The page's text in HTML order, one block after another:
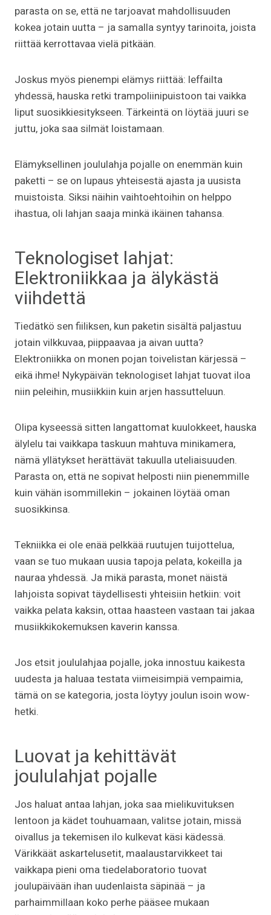
parasta on se, että ne tarjoavat mahdollisuuden
kokea jotain uutta – ja samalla syntyy tarinoita, joista
riittää kerrottavaa vielä pitkään.
Joskus myös pienempi elämys riittää: leffailta
yhdessä, hauska retki trampoliinipuistoon tai vaikka
liput suosikkiesitykseen. Tärkeintä on löytää juuri se
juttu, joka saa silmät loistamaan.
Elämyksellinen joululahja pojalle on enemmän kuin
paketti – se on lupaus yhteisestä ajasta ja uusista
muistoista. Siksi näihin vaihtoehtoihin on helppo
ihastua, oli lahjan saaja minkä ikäinen tahansa.
Teknologiset lahjat:
Elektroniikkaa ja älykästä
viihdettä
Tiedätkö sen fiiliksen, kun paketin sisältä paljastuu
jotain vilkkuvaa, piippaavaa ja aivan uutta?
Elektroniikka on monen pojan toivelistan kärjessä –
eikä ihme! Nykypäivän teknologiset lahjat tuovat iloa
niin peleihin, musiikkiin kuin arjen hassutteluun.
Olipa kyseessä sitten langattomat kuulokkeet, hauska
älylelu tai vaikkapa taskuun mahtuva minikamera,
nämä yllätykset herättävät takuulla uteliaisuuden.
Parasta on, että ne sopivat helposti niin pienemmille
kuin vähän isommillekin – jokainen löytää oman
suosikkinsa.
Tekniikka ei ole enää pelkkää ruutujen tuijottelua,
vaan se tuo mukaan uusia tapoja pelata, kokeilla ja
nauraa yhdessä. Ja mikä parasta, monet näistä
lahjoista sopivat täydellisesti yhteisiin hetkiin: voit
vaikka pelata kaksin, ottaa haasteen vastaan tai jakaa
musiikkikokemuksen kaverin kanssa.
Jos etsit joululahjaa pojalle, joka innostuu kaikesta
uudesta ja haluaa testata viimeisimpiä vempaimia,
tämä on se kategoria, josta löytyy joulun isoin wow-
hetki.
Luovat ja kehittävät
joululahjat pojalle
Jos haluat antaa lahjan, joka saa mielikuvituksen
lentoon ja kädet touhuamaan, valitse jotain, missä
oivallus ja tekemisen ilo kulkevat käsi kädessä.
Värikkäät askartelusetit, maalaustarvikkeet tai
vaikkapa pieni oma tiedelaboratorio tuovat
joulupäivään ihan uudenlaista säpinää – ja
parhaimmillaan koko perhe pääsee mukaan